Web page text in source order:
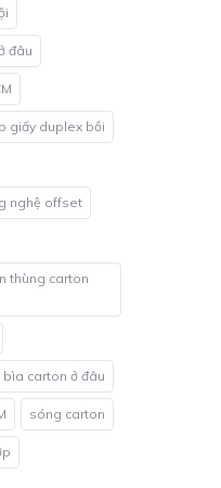
đâu
giấy duplex bồi
nghệ offset
thùng carton
bìa carton ở đâu
sóng carton